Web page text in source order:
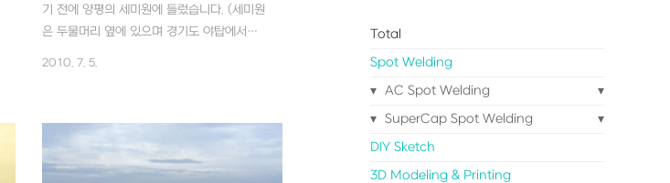
기 전에 양평의 세미원에 들렀습니다. (세미원
은 두물머리 옆에 있으며 경기도 야탑에서
번씩 가족 나들이 하시는 것도 좋을 것 같습니
다.
2010. 7. 5.
Total
Spot Welding
AC Spot Welding
SuperCap Spot Welding
DIY Sketch
3D Modeling & Printing